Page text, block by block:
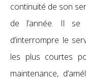
continuité de son
de l’année. Il se
d’interrompre le
les plus courtes
maintenance,